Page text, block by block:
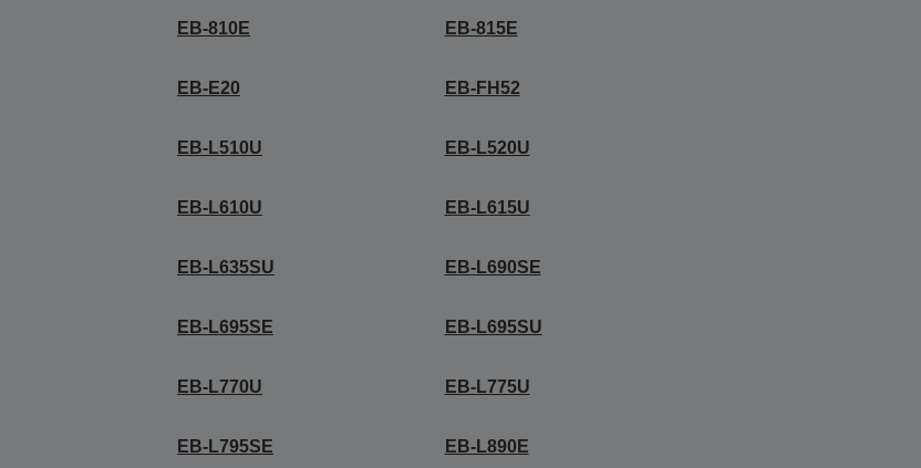
EB-810E EB-815E
EB-E20 EB-FH52
EB-L510U EB-L520U
EB-L610U EB-L615U
EB-L635SU EB-L690SE
EB-L695SE EB-L695SU
EB-L770U EB-L775U
EB-L795SE EB-L890E